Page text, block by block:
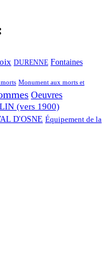
DURENNE Fontaines
Monument aux morts et
Oeuvres
(vers 1900)
D'OSNE Équipement de la